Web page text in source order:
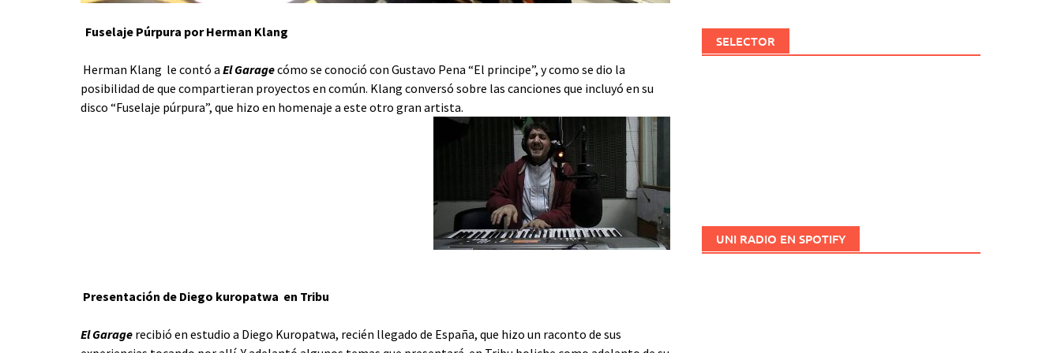
Fuselaje Púrpura por Herman Klang
Herman Klang le contó a El Garagecómo se conoció con Gustavo Pena “El principe”, y como se dio la
posibilidad de que compartieran proyectos en común. Klang conversó sobre las canciones que incluyó en su
disco “Fuselaje púrpura”, que hizo en homenaje a este otro gran artista.
Presentación de Diego kuropatwa en Tribu
El Garage recibió en estudio a Diego Kuropatwa, recién llegado de España, que hizo un raconto de sus
SELECTOR
UNI RADIO EN SPOTIFY